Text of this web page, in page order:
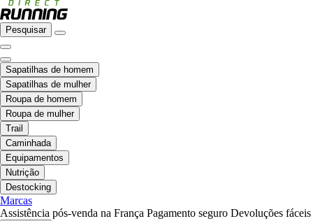
Pesquisar
Sapatilhas de homem
Sapatilhas de mulher
Roupa de homem
Roupa de mulher
Trail
Caminhada
Equipamentos
Nutrição
Destocking
Marcas
Assistência pós-venda na França Pagamento seguro Devoluções fáceis